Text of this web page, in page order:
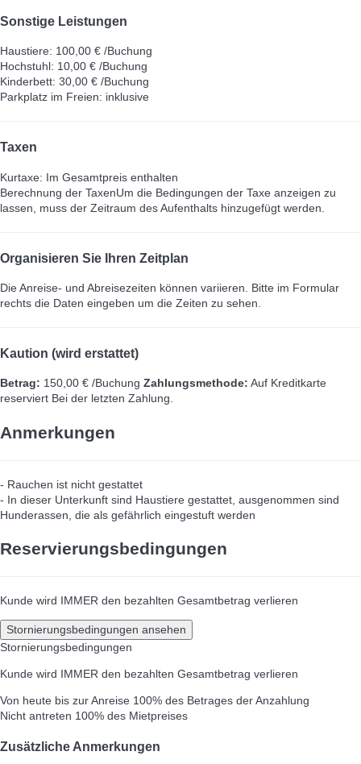
Sonstige Leistungen
Haustiere: 100,00 € /Buchung
Hochstuhl: 10,00 € /Buchung
Kinderbett: 30,00 € /Buchung
Parkplatz im Freien: inklusive
Taxen
Kurtaxe: Im Gesamtpreis enthalten
Berechnung der TaxenUm die Bedingungen der Taxe anzeigen zu
lassen, muss der Zeitraum des Aufenthalts hinzugefügt werden.
Organisieren Sie Ihren Zeitplan
Die Anreise- und Abreisezeiten können variieren. Bitte im Formular
rechts die Daten eingeben um die Zeiten zu sehen.
Kaution (wird erstattet)
Betrag: 150,00 € /Buchung Zahlungsmethode: Auf Kreditkarte
reserviert Bei der letzten Zahlung.
Anmerkungen
- Rauchen ist nicht gestattet
- In dieser Unterkunft sind Haustiere gestattet, ausgenommen sind
Hunderassen, die als gefährlich eingestuft werden
Reservierungsbedingungen
Kunde wird IMMER den bezahlten Gesamtbetrag verlieren
Stornierungsbedingungen ansehen
Stornierungsbedingungen
Kunde wird IMMER den bezahlten Gesamtbetrag verlieren
Von heute bis zur Anreise 100% des Betrages der Anzahlung
Nicht antreten 100% des Mietpreises
Zusätzliche Anmerkungen